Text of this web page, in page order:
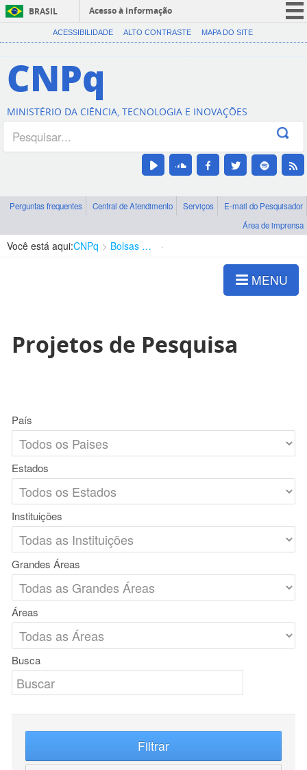
BRASIL
Acesso à informação
CORONAVÍRUS (COVID-19)
Canais
ACESSIBILIDADE ALTO CONTRASTE MAPA DO SITE
CNPq
MINISTÉRIO DA CIÊNCIA, TECNOLOGIA E INOVAÇÕES
Perguntas frequentes Central de Atendimento Serviços
E-mail do Pesquisador
Área de imprensa
Você está aqui:CNPq Bolsas e Auxílios Vigentes
MENU
Projetos de Pesquisa
País
Estados
Instituições
Grandes Áreas
Áreas
Busca
Filtrar